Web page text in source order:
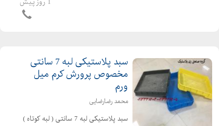
سبد پلاستیکی لبه 7 سانتی
مخصوص پرورش کرم میل
ورم
محمد رضارضایی
سبد پلاستیکی لبه 7 سانتی ( لبه کوتاه )